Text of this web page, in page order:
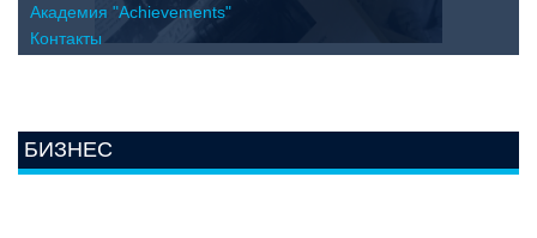
Академия "Achievements"
Контакты
БИЗНЕС